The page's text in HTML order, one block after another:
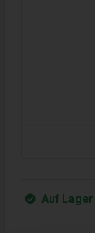
Auf Lager